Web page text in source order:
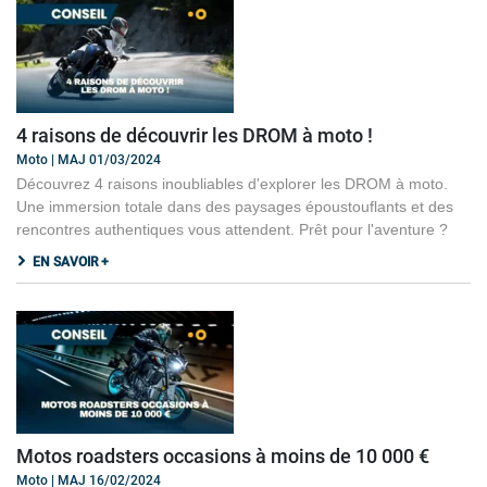
4 raisons de découvrir les DROM à moto !
Moto | MAJ 01/03/2024
Découvrez 4 raisons inoubliables d'explorer les DROM à moto.
Une immersion totale dans des paysages époustouflants et des
rencontres authentiques vous attendent. Prêt pour l'aventure ?
EN SAVOIR +
Motos roadsters occasions à moins de 10 000 €
Moto | MAJ 16/02/2024